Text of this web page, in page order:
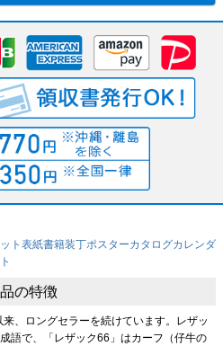
ト表紙書籍装丁ポスターカタログカレンダ
の特徴
、ロングセラーを続けています。レザッ
語で、「レザック66」はカーフ（仔牛の